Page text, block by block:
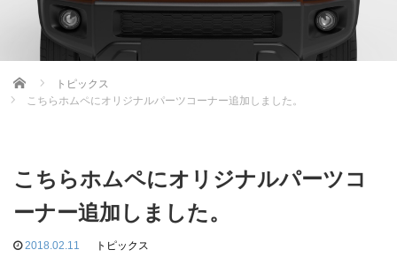
Home
トピックス
こちらホムペにオリジナルパーツコーナー追加しました。
こちらホムペにオリジナルパーツコ
ーナー追加しました。
2018.02.11 トピックス